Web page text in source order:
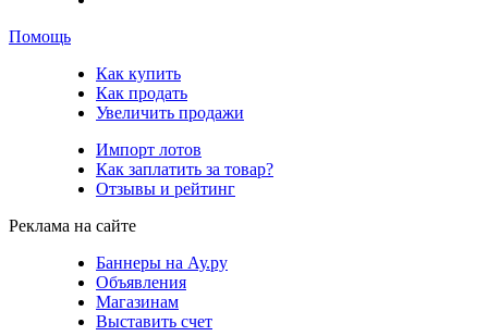
Помощь
Как купить
Как продать
Увеличить продажи
Импорт лотов
Как заплатить за товар?
Отзывы и рейтинг
Реклама на сайте
Баннеры на Ау.ру
Объявления
Магазинам
Выставить счет